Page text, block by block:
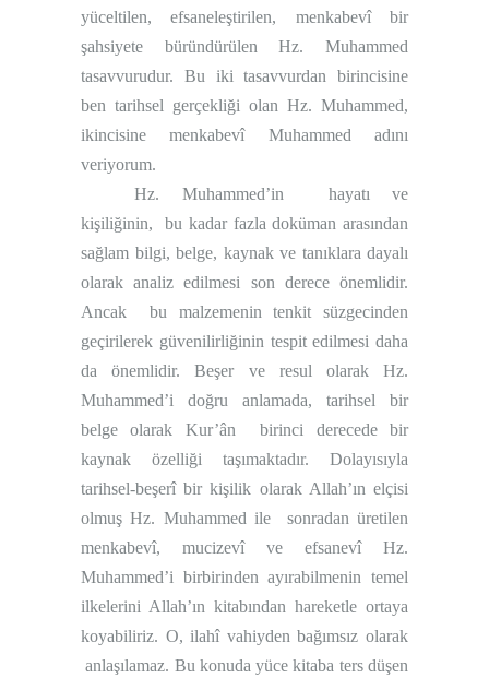
yüceltilen, efsaneleştirilen, menkabevî bir
şahsiyete büründürülen Hz. Muhammed
tasavvurudur. Bu iki tasavvurdan birincisine
ben tarihsel gerçekliği olan Hz. Muhammed,
ikincisine menkabevî Muhammed adını
veriyorum.
Hz. Muhammed’in
hayatı ve
kişiliğinin,
bu kadar fazla doküman arasından
sağlam bilgi, belge, kaynak ve tanıklara dayalı
olarak analiz edilmesi son derece önemlidir.
Ancak
bu malzemenin tenkit süzgecinden
geçirilerek güvenilirliğinin tespit edilmesi daha
da önemlidir. Beşer ve resul olarak Hz.
Muhammed’i doğru anlamada, tarihsel bir
belge olarak Kur’ân
birinci derecede bir
kaynak özelliği taşımaktadır. Dolayısıyla
tarihsel-beşerî bir kişilik olarak Allah’ın elçisi
olmuş Hz. Muhammed ile
sonradan üretilen
menkabevî, mucizevî ve efsanevî Hz.
Muhammed’i birbirinden ayırabilmenin temel
ilkelerini Allah’ın kitabından hareketle ortaya
koyabiliriz. O, ilahî vahiyden bağımsız olarak
anlaşılamaz. Bu konuda yüce kitaba ters düşen